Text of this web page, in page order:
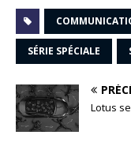
SÉRIE SPÉCIALE
Lotus